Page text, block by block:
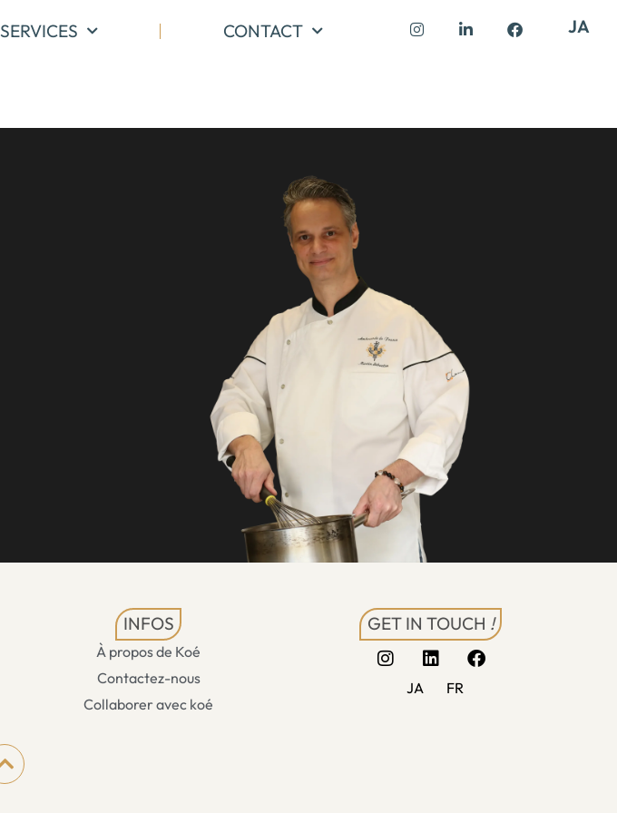
SERVICES CONTACT JA
INFOS
À propos de Koé
Contactez-nous
Collaborer avec koé
GET IN TOUCH !
JA FR